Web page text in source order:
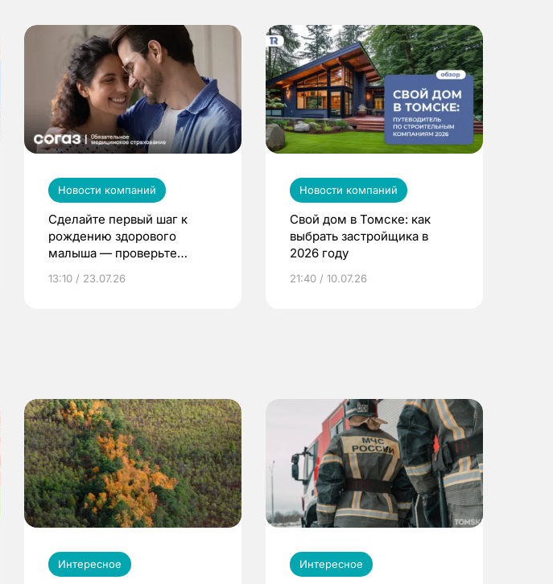
Новости компаний
Сделайте первый шаг к
рождению здорового
малыша — проверьте
по ОМС!
13:10 / 23.07.26
Новости компаний
Свой дом в Томске: как
выбрать застройщика в
2026 году
21:40 / 10.07.26
Интересное Интересное